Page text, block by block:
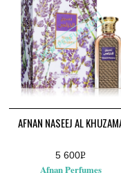
AFNAN NASEEJ AL
5 600Р
УБ.
Afnan Perfumes